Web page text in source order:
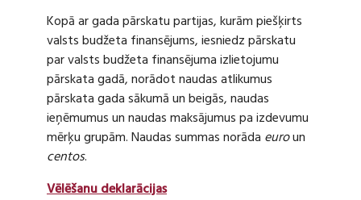
Kopā ar gada pārskatu partijas, kurām piešķirts
valsts budžeta finansējums, iesniedz pārskatu
par valsts budžeta finansējuma izlietojumu
pārskata gadā, norādot naudas atlikumus
pārskata gada sākumā un beigās, naudas
ieņēmumus un naudas maksājumus pa izdevumu
mērķu grupām. Naudas summas norāda euroun
centos.
Vēlēšanu deklarācijas